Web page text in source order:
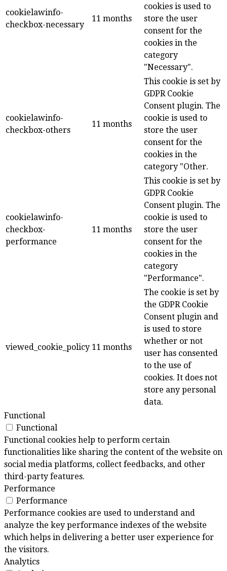
cookielawinfo-
checkbox-necessary
11 months
cookies is used to
store the user
consent for the
cookies in the
category
"Necessary".
cookielawinfo-
checkbox-others
11 months
This cookie is set by
GDPR Cookie
Consent plugin. The
cookie is used to
store the user
consent for the
cookies in the
category "Other.
cookielawinfo-
checkbox-
performance
11 months
This cookie is set by
GDPR Cookie
Consent plugin. The
cookie is used to
store the user
consent for the
cookies in the
category
"Performance".
viewed_cookie_policy 11 months
The cookie is set by
the GDPR Cookie
Consent plugin and
is used to store
whether or not
user has consented
to the use of
cookies. It does not
store any personal
data.
Functional
Functional
Functional cookies help to perform certain
functionalities like sharing the content of the website on
social media platforms, collect feedbacks, and other
third-party features.
Performance
Performance
Performance cookies are used to understand and
analyze the key performance indexes of the website
which helps in delivering a better user experience for
the visitors.
Analytics